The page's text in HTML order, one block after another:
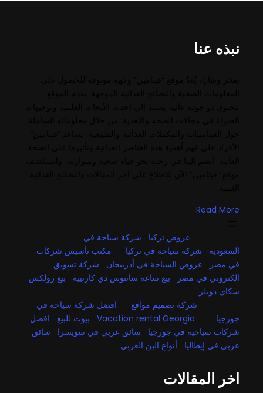
نبذه عنا
Read More
عروض تركيا
شركة سياحة في
السعودية
شركة سياحة في تركيا
مكتب تأسيس شركات
في مصر
عروض السياحة في أذربيجان
شركة تسويق
الكتروني في مصر
بيع ساعة سانتوس دي كارتييه
بيع رولكس
سكاي دويلر
شركة تصميم مواقع
افضل شركة سياحة في
جورجيا
Vacation rental Georgia بيوت للبيع
افضل
شركات سياحية في جورجيا
سائق عربي في سويسرا
سائق
عربي في إيطاليا
أنواع البن العربي
اخر المقالات